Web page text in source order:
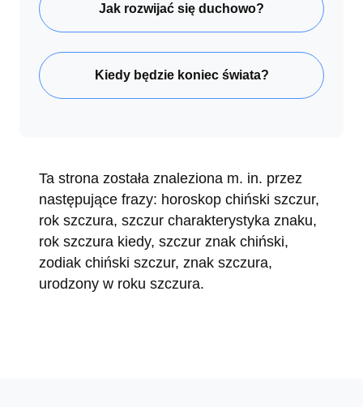
Jak rozwijać się duchowo?
Kiedy będzie koniec świata?
Ta strona została znaleziona m. in. przez
następujące frazy: horoskop chiński szczur,
rok szczura, szczur charakterystyka znaku,
rok szczura kiedy, szczur znak chiński,
zodiak chiński szczur, znak szczura,
urodzony w roku szczura.